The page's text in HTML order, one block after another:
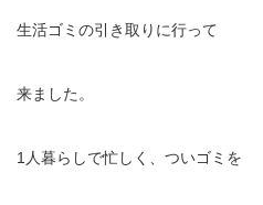
生活ゴミの引き取りに行って
来ました。
1人暮らしで忙しく、ついゴミを